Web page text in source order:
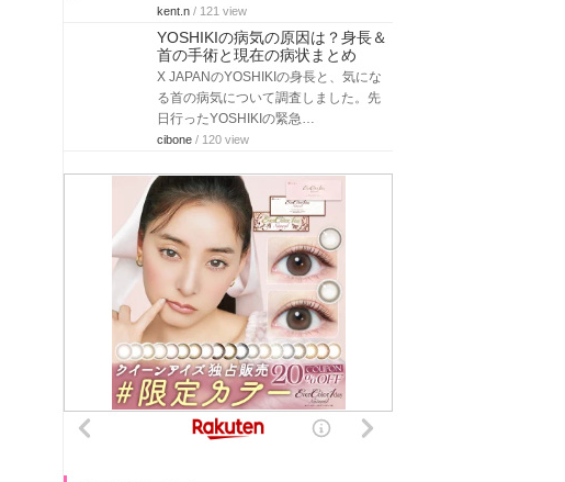
kent.n / 121 view
YOSHIKIの病気の原因は？身長＆
首の手術と現在の病状まとめ
X JAPANのYOSHIKIの身長と、気にな
る首の病気について調査しました。先
日行ったYOSHIKIの緊急…
cibone / 120 view